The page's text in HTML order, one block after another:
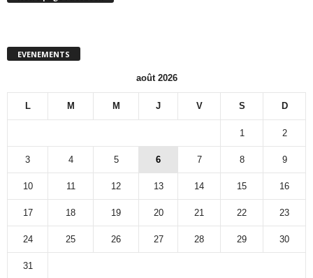
EVENEMENTS
août 2026
L M M J V S D
1 2
3 4 5 6 7 8 9
10 11 12 13 14 15 16
17 18 19 20 21 22 23
24 25 26 27 28 29 30
31